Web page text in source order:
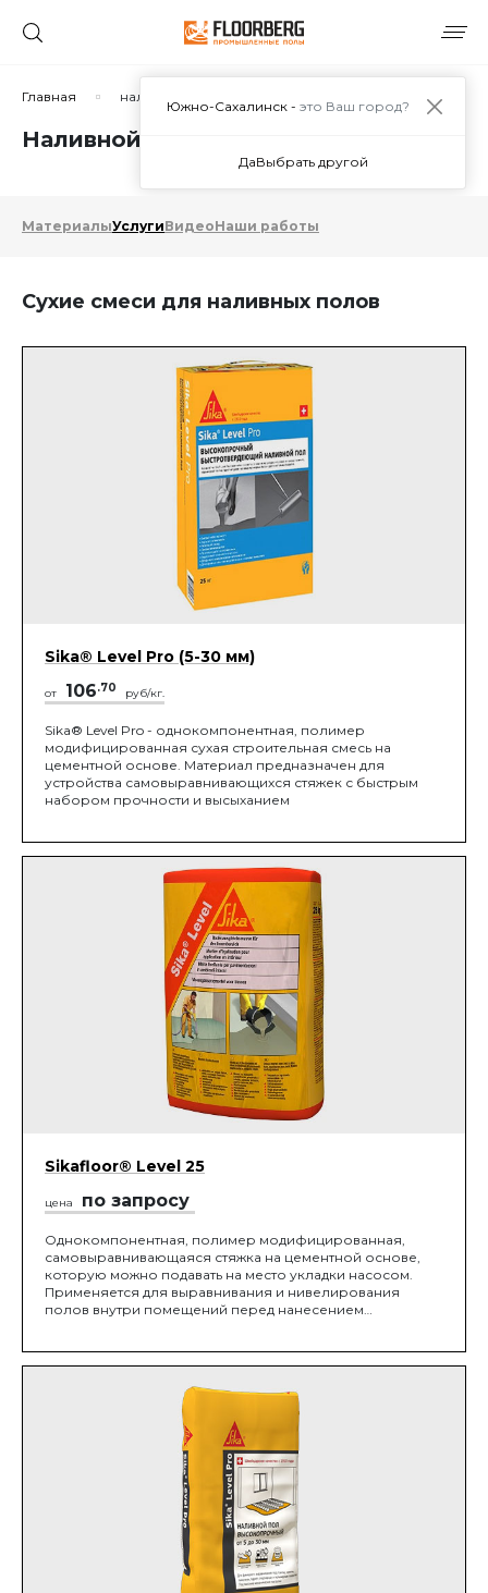
Главная наливной пол
Наливной пол в Южно-Сахалинске
МатериалыУслугиВидеоНаши работы
Сухие смеси для наливных полов
Sika® Level Pro (5-30 мм)
от 106.70 руб/кг.
Sika® Level Pro - однокомпонентная, полимер
модифицированная сухая строительная смесь на
цементной основе. Материал предназначен для
устройства самовыравнивающихся стяжек с быстрым
набором прочности и высыханием
Sikafloor® Level 25
цена по запросу
Однокомпонентная, полимер модифицированная,
самовыравнивающаяся стяжка на цементной основе,
которую можно подавать на место укладки насосом.
Применяется для выравнивания и нивелирования
полов внутри помещений перед нанесением
Южно-Сахалинск - это Ваш город?
ДаВыбрать другой